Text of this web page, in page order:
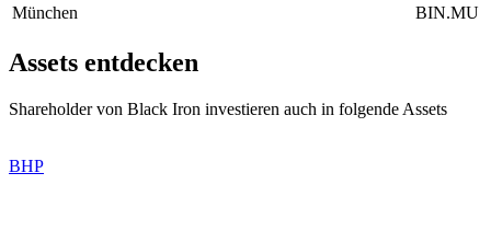
München
BIN.MU
Assets entdecken
Shareholder von Black Iron investieren auch in folgende Assets
BHP